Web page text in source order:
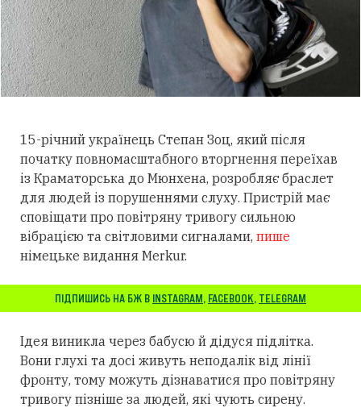
15-річний українець Степан Зоц, який після
початку повномасштабного вторгнення переїхав
із Краматорська до Мюнхена, розробляє браслет
для людей із порушеннями слуху. Пристрій має
сповіщати про повітряну тривогу сильною
вібрацією та світловими сигналами, пише
німецьке видання Merkur.
ПІДПИШИСЬ НА БЖ В INSTAGRAM, FACEBOOK, TELEGRAM
Ідея виникла через бабусю й дідуся підлітка.
Вони глухі та досі живуть неподалік від лінії
фронту, тому можуть дізнаватися про повітряну
тривогу пізніше за людей, які чують сирену.